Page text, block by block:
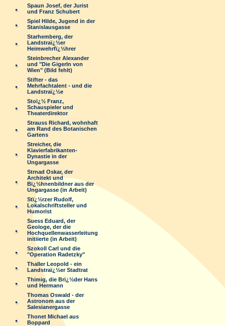
Spaun Josef, der Jurist
und Franz Schubert
Spiel Hilde, Jugend in der
Stanislausgasse
Starhemberg, der
Landstraï¿½er
Heimwehrfï¿½hrer
Steinbrecher Alexander
und "Die Gigerln von
Wien" (Bild fehlt)
Stifter - das
Mehrfachtalent - und die
Landstraï¿½e
Stoï¿½ Franz,
Schauspieler und
Theaterdirektor
Strauss Richard, wohnhaft
am Rand des Botanischen
Gartens
Streicher, die
Klavierfabrikanten-
Dynastie in der
Ungargasse
Strnad Oskar, der
Architekt und
Bï¿½hnenbildner aus der
Ungargasse (in Arbeit)
Stï¿½rzer Rudolf,
Lokalschriftsteller und
Humorist
Suess Eduard, der
Geologe, der die
Hochquellenwasserleitung
initiierte (in Arbeit)
Szokoll Carl und die
"Operation Radetzky"
Thaller Leopold - ein
Landstraï¿½er Stadtrat
Thimig, die Brï¿½der Hans
und Hermann
Thomas Oswald - der
Astronom aus der
Salesianergasse
Thonet Michael aus
Boppard